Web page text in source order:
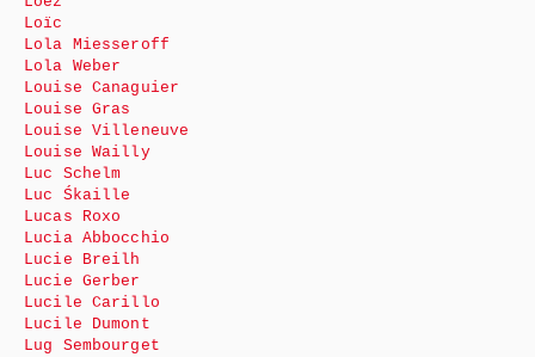
Loïc
Lola Miesseroff
Lola Weber
Louise Canaguier
Louise Gras
Louise Villeneuve
Louise Wailly
Luc Schelm
Luc Śkaille
Lucas Roxo
Lucia Abbocchio
Lucie Breilh
Lucie Gerber
Lucile Carillo
Lucile Dumont
Lug Sembourget